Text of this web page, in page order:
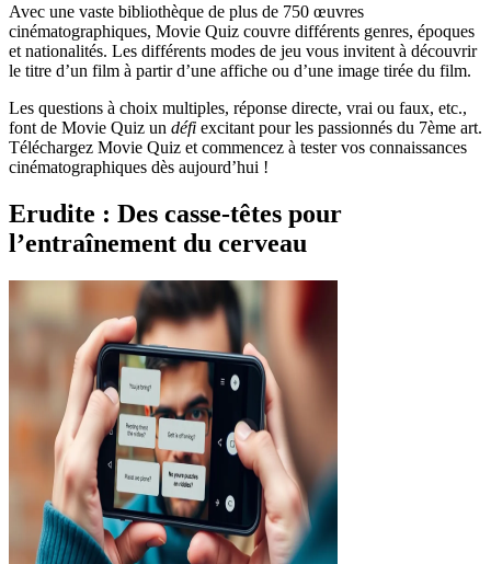
Avec une vaste bibliothèque de plus de 750 œuvres
cinématographiques, Movie Quiz couvre différents genres, époques
et nationalités. Les différents modes de jeu vous invitent à découvrir
le titre d’un film à partir d’une affiche ou d’une image tirée du film.
Les questions à choix multiples, réponse directe, vrai ou faux, etc.,
font de Movie Quiz un défi excitant pour les passionnés du 7ème art.
Téléchargez Movie Quiz et commencez à tester vos connaissances
cinématographiques dès aujourd’hui !
Erudite : Des casse-têtes pour
l’entraînement du cerveau